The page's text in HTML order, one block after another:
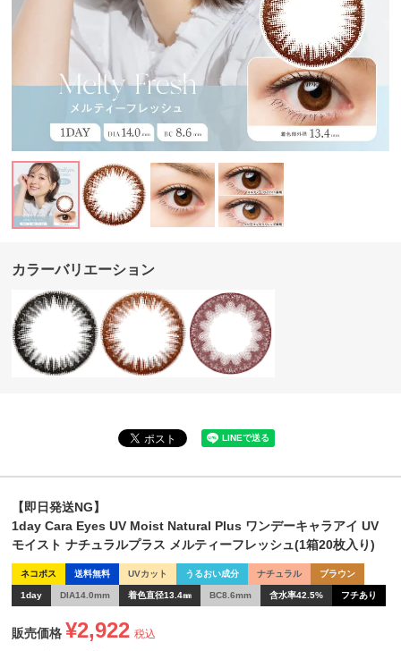
カラーバリエーション
【即日発送NG】
1day Cara Eyes UV Moist Natural Plus ワンデーキャラアイ UV
モイスト ナチュラルプラス メルティーフレッシュ(1箱20枚入り)
ネコポス 送料無料 UVカット うるおい成分 ナチュラル ブラウン
1day DIA14.0mm 着色直径13.4㎜ BC8.6mm 含水率42.5% フチあり
販売価格 ¥2,922 税込